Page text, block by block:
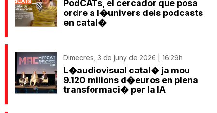
PodCATs, el cercador que posa
ordre a l�univers dels podcasts
en catal�
Dimecres, 3 de juny de 2026 | 16:29h
L�audiovisual catal� ja mou
9.120 milions d�euros en plena
transformaci� per la IA